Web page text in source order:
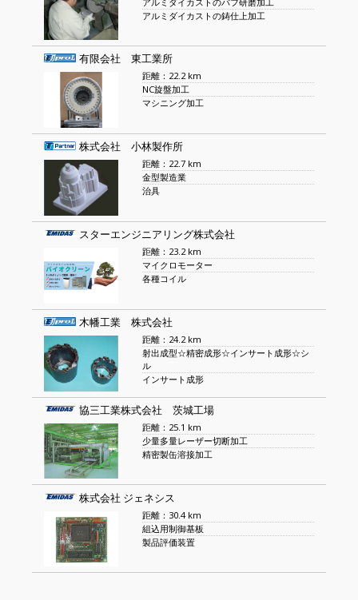
アルミダイカストの鋳仕上加工
有限会社 東工業所
距離：22.2 km
NC旋盤加工
マシニング加工
株式会社 小林製作所
距離：22.7 km
金型製造業
治具
スターエンジニアリング株式会社
距離：23.2 km
マイクロモーター
各種コイル
木幡工業 株式会社
距離：24.2 km
射出成型☆精密成形☆インサート成形☆シ
ル
インサート成形
協三工業株式会社 茨城工場
距離：25.1 km
少量多量レーザー切断加工
精密製缶溶接加工
株式会社 ジェネシス
距離：30.4 km
組込用制御基板
製品評価装置